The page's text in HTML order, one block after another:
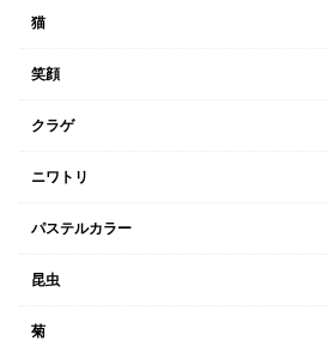
猫
笑顔
クラゲ
ニワトリ
パステルカラー
昆虫
菊